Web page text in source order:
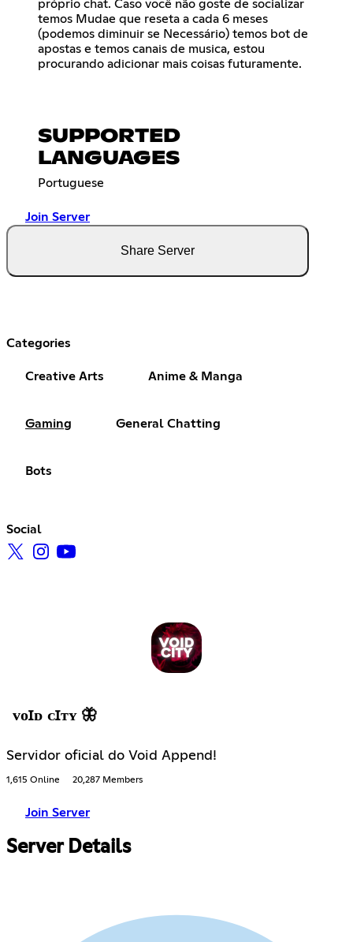
próprio chat. Caso você não goste de socializar
temos Mudae que reseta a cada 6 meses
(podemos diminuir se Necessário) temos bot de
apostas e temos canais de musica, estou
procurando adicionar mais coisas futuramente.
SUPPORTED
LANGUAGES
Portuguese
Join Server
Share Server
Categories
Creative Arts Anime & Manga
Gaming General Chatting
Bots
Social
ᴠᴏꞮᴅ ᴄꞮᴛʏ 🦋
Servidor oficial do Void Append!
1,615 Online 20,287 Members
Join Server
Server Details